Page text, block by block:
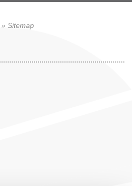
» Sitemap